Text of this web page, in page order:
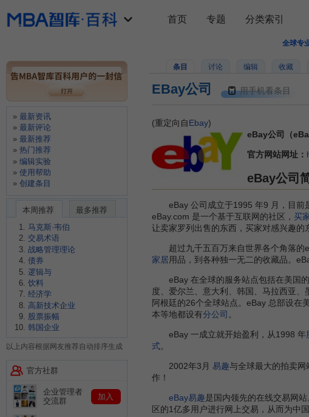
全球专
条目 讨论 编辑 收藏
EBay公司 用手机看条目
(重定向自Ebay)
eBay公司（
官方网站网址：
eBay公司
eBay 公司成立于1995 年9 月，目前是
eBay.com 是一个基于互联网的社区， 买
让卖家罗列出售的东西，买家对感兴趣的
超过九千五百万来自世界各个角落的
家居用品，到各种独一无二的收藏品。
eBay 在全球的服务站点包括在美国的
度、爱尔兰、意大利、韩国、马拉西亚
阿根廷的26个全球站点。eBay 总部设在
本等地都设有分公司 。
eBay 一成立就开始盈利，从1998 年
式。
2002年3月 易趣与全球最大的拍卖网
作！
eBay易趣是国内领先的在线交易网
区的1亿多用户进行网上交易，从而为中
首页 专题 分类索引
最新资讯
最新评论
最新推荐
热门推荐
编辑实验
使用帮助
创建条目
本周推荐
最多推荐
马克斯·韦伯
交易术语
战略管理理论
债券
逻辑与
饮料
经济学
高新技术企业
股票振幅
韩国企业
以上内容根据网友推荐自动排序生成
官方社群
企业管理者
交流群
加入